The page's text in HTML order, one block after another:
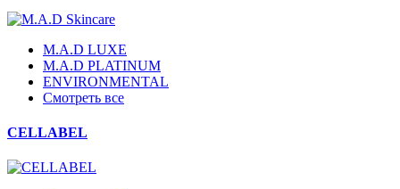
M.A.D LUXE
M.A.D PLATINUM
ENVIRONMENTAL
Смотреть все
CELLABEL